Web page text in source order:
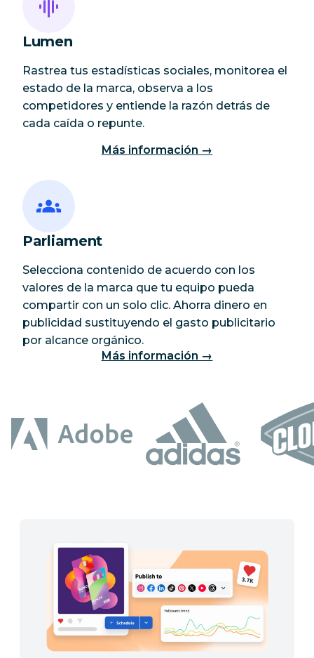
Lumen
Rastrea tus estadísticas sociales, monitorea el
estado de la marca, observa a los
competidores y entiende la razón detrás de
cada caída o repunte.
Más información →
Parliament
Selecciona contenido de acuerdo con los
valores de la marca que tu equipo pueda
compartir con un solo clic. Ahorra dinero en
publicidad sustituyendo el gasto publicitario
por alcance orgánico.
Más información →